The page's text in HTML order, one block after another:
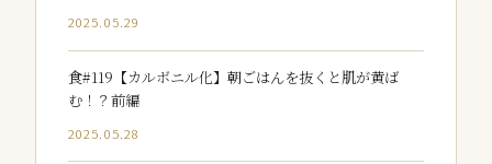
2025.05.29
食#119【カルボニル化】朝ごはんを抜くと肌が黄ば
む！？前編
2025.05.28